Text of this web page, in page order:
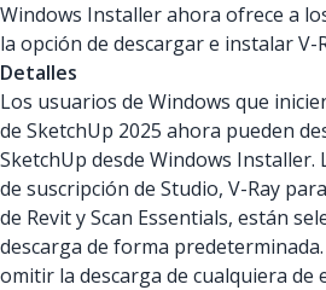
Windows Installer ahora ofrece a
la opción de descargar e instalar V-
Detalles
Los usuarios de Windows que
de SketchUp 2025 ahora pueden
SketchUp desde Windows
de suscripción de Studio, V-Ray
de Revit y Scan Essentials, están
descarga de forma
omitir la descarga de cualquiera de